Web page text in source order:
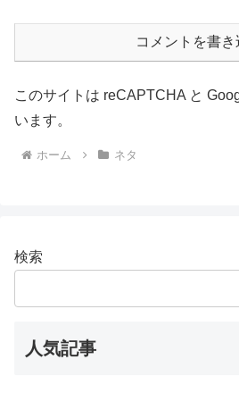
コメントを書き
このサイトは reCAPTCHA と
います。
ホーム ネタ
検索
人気記事